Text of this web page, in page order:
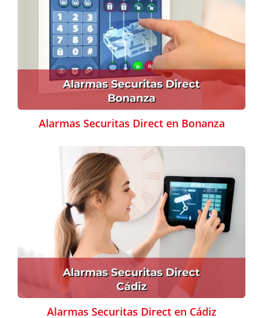
Alarmas Securitas Direct en Bonanza
Alarmas Securitas Direct en Cádiz